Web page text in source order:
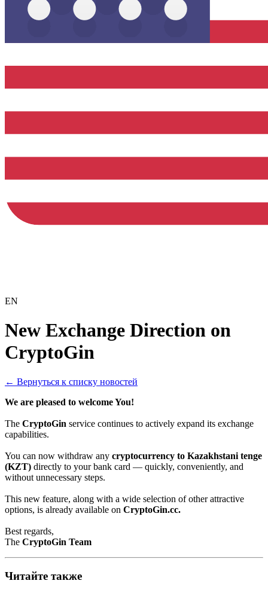
EN
New Exchange Direction on
CryptoGin
← Вернуться к списку новостей
We are pleased to welcome You!
The CryptoGin service continues to actively expand its exchange
capabilities.
You can now withdraw any cryptocurrency to Kazakhstani tenge
(KZT) directly to your bank card — quickly, conveniently, and
without unnecessary steps.
This new feature, along with a wide selection of other attractive
options, is already available on CryptoGin.cc.
Best regards,
The CryptoGin Team
Читайте также